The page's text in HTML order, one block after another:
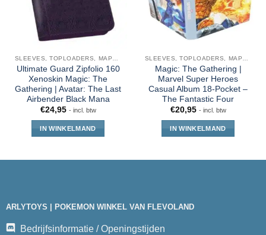
Ultimate Guard Zipfolio 160
Xenoskin Magic: The
Gathering | Avatar: The Last
Airbender Black Mana
€24,95 - incl. btw
IN WINKELMAND
Magic: The Gathering |
Marvel Super Heroes
Casual Album 18-Pocket –
The Fantastic Four
€20,95 - incl. btw
IN WINKELMAND
ARLYTOYS | POKEMON WINKEL VAN FLEVOLAND
Bedrijfsinformatie / Openingstijden